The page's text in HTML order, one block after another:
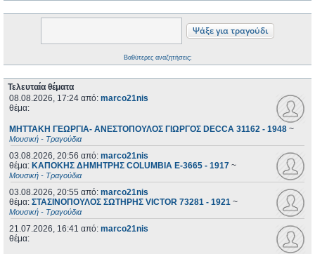
Βαθύτερες αναζητήσεις;
Τελευταία θέματα
08.08.2026, 17:24 από: marco21nis
θέμα:
ΜΗΤΤΑΚΗ ΓΕΩΡΓΙΑ- ΑΝΕΣΤΟΠΟΥΛΟΣ ΓΙΩΡΓΟΣ DECCA 31162 - 1948 ~
Μουσική - Τραγούδια
03.08.2026, 20:56 από: marco21nis
θέμα: ΚΑΠΟΚΗΣ ΔΗΜΗΤΡΗΣ COLUMBIA E-3665 - 1917 ~
Μουσική - Τραγούδια
03.08.2026, 20:55 από: marco21nis
θέμα: ΣΤΑΣΙΝΟΠΟΥΛΟΣ ΣΩΤΗΡΗΣ VICTOR 73281 - 1921 ~
Μουσική - Τραγούδια
21.07.2026, 16:41 από: marco21nis
θέμα: